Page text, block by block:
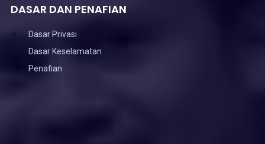
DASAR DAN PENAFIAN
Dasar Privasi
Dasar Keselamatan
Penafian